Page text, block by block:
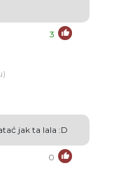
3
jak ta lala :D
0